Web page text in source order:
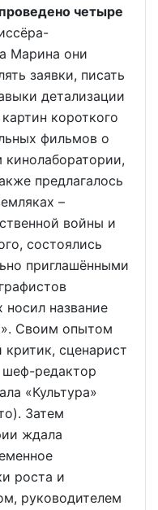
четыре
Марина они
заявки, писать
детализации
короткого
фильмов о
предлагалось
–
войны и
состоялись
приглашёнными
название
Своим опытом
критик, сценарист
редактор
«Культура»
Затем
ждала
роста и
руководителем